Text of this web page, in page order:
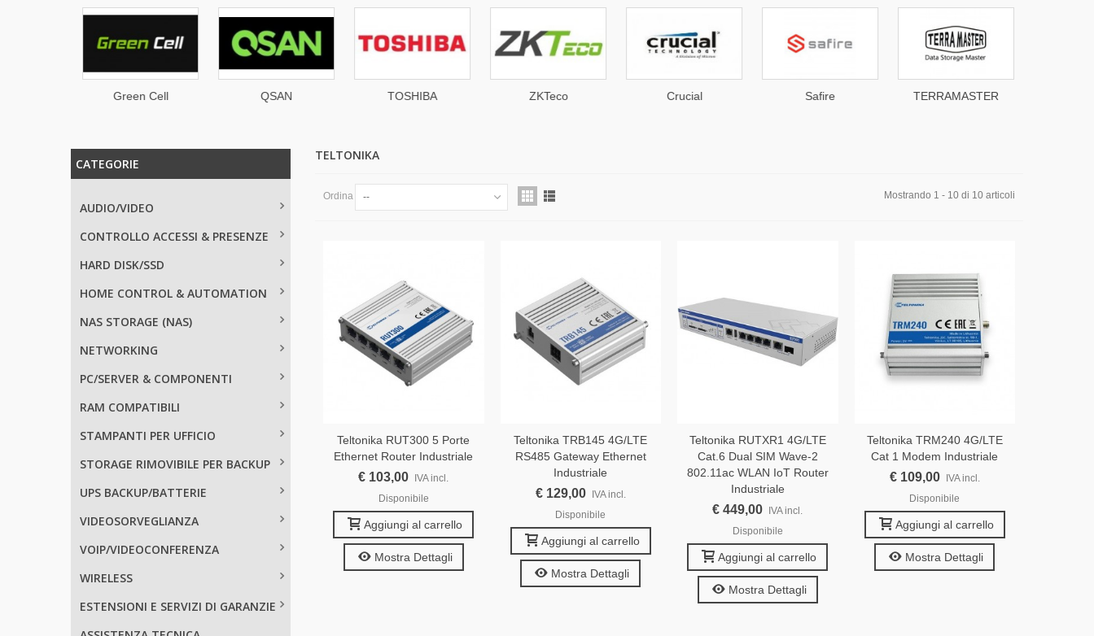
Green Cell QSAN TOSHIBA ZKTeco Crucial Safire TERRAMASTER
CATEGORIE
AUDIO/VIDEO
CONTROLLO ACCESSI & PRESENZE
HARD DISK/SSD
HOME CONTROL & AUTOMATION
NAS STORAGE (NAS)
NETWORKING
PC/SERVER & COMPONENTI
RAM COMPATIBILI
STAMPANTI PER UFFICIO
STORAGE RIMOVIBILE PER BACKUP
UPS BACKUP/BATTERIE
VIDEOSORVEGLIANZA
VOIP/VIDEOCONFERENZA
WIRELESS
ESTENSIONI E SERVIZI DI GARANZIE
TELTONIKA
Ordina -- Mostrando 1 - 10 di 10 articoli
Teltonika RUT300 5 Porte
Ethernet Router Industriale
€ 103,00
IVA incl.
Disponibile
Aggiungi al carrello
Mostra Dettagli
Teltonika TRB145 4G/LTE
RS485 Gateway Ethernet
Industriale
€ 129,00
IVA incl.
Disponibile
Aggiungi al carrello
Mostra Dettagli
Teltonika RUTXR1 4G/LTE
Cat.6 Dual SIM Wave-2
802.11ac WLAN IoT Router
Industriale
€ 449,00
IVA incl.
Disponibile
Aggiungi al carrello
Mostra Dettagli
Teltonika TRM240 4G/LTE
Cat 1 Modem Industriale
€ 109,00
IVA incl.
Disponibile
Aggiungi al carrello
Mostra Dettagli